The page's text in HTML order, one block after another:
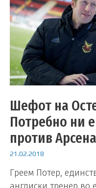
Шефот на
Потребно ни
против
21.02.2018
Греем Потер,